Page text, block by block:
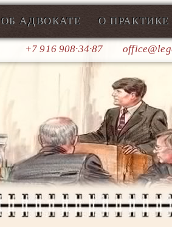
ОБ АДВОКАТЕ О ПРАКТИКЕ
+7 916 908∙34∙87